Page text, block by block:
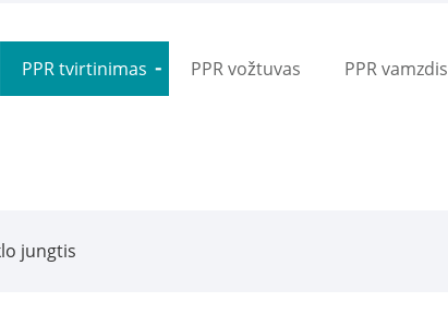
PPR tvirtinimas PPR vožtuvas PPR vamzdis
jungtis